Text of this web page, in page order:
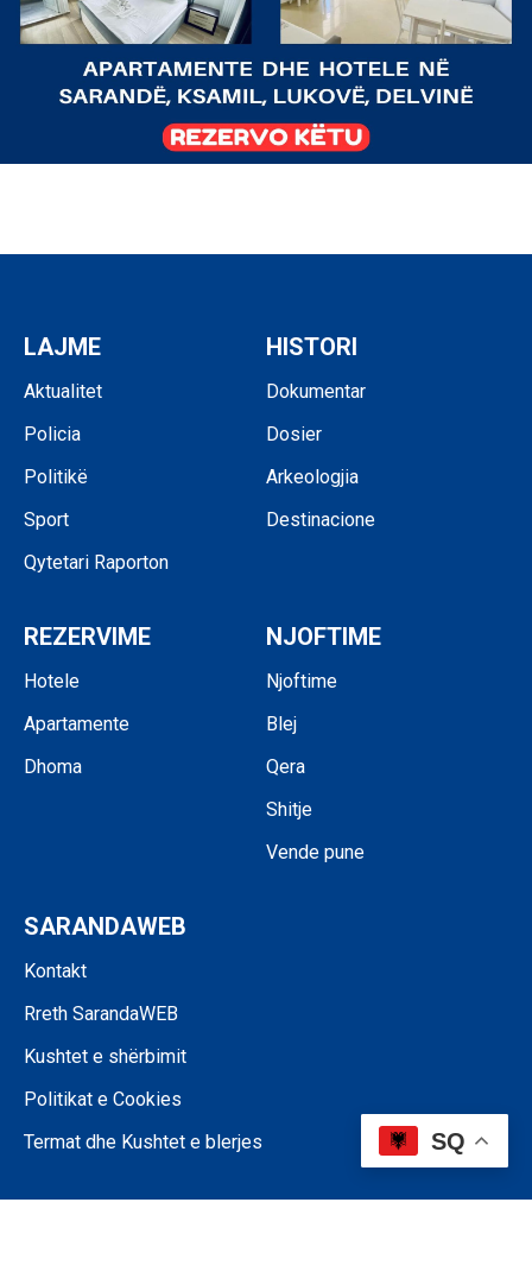
LAJME
Aktualitet
Policia
Politikë
Sport
Qytetari Raporton
HISTORI
Dokumentar
Dosier
Arkeologjia
Destinacione
REZERVIME
Hotele
Apartamente
Dhoma
NJOFTIME
Njoftime
Blej
Qera
Shitje
Vende pune
SARANDAWEB
Kontakt
Rreth SarandaWEB
Kushtet e shërbimit
Politikat e Cookies
Termat dhe Kushtet e blerjes
SQ